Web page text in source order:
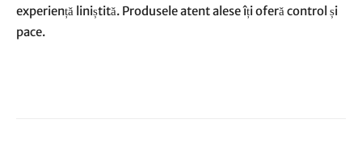
experiență liniștită. Produsele atent alese îți oferă control și
pace.